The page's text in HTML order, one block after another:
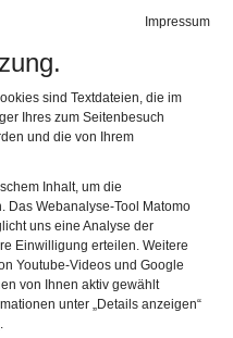
Impressum
sind Textdateien, die im
Ihres zum Seitenbesuch
und die von Ihrem
Inhalt, um die
Das Webanalyse-Tool Matomo
uns eine Analyse der
Einwilligung erteilen. Weitere
Youtube-Videos und Google
von Ihnen aktiv gewählt
unter „Details anzeigen“
.
URSULA JÜNGST. AUF
DER SUCHE NACH
DEM HORIZONT